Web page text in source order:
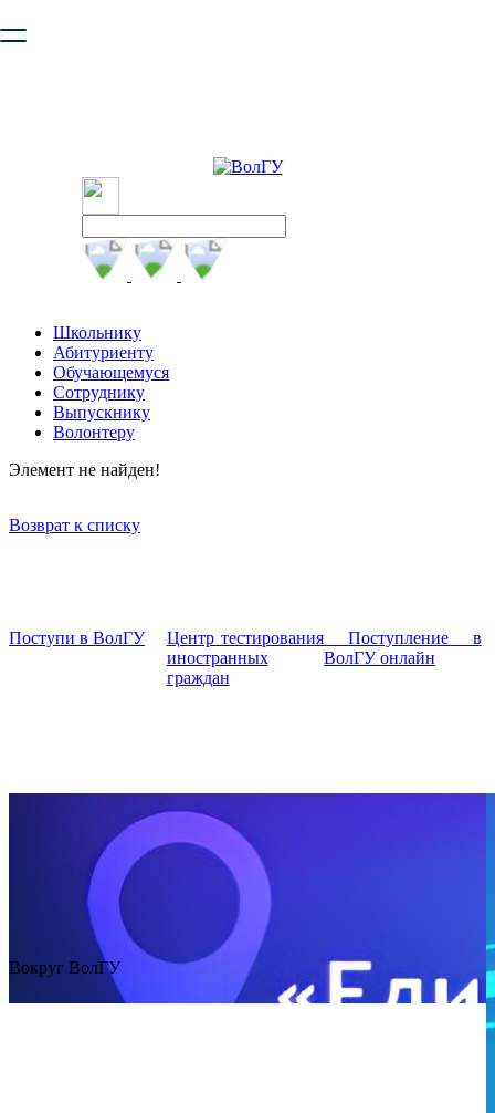
безопасную работу с сайтом. Пожалуйста
Школьнику
Абитуриенту
Обучающемуся
Сотруднику
Выпускнику
Волонтеру
Элемент не найден!
Возврат к списку
Поступи в ВолГУ
Центр тестирования
иностранных
граждан
Поступление в
ВолГУ онлайн
Вокруг ВолГУ